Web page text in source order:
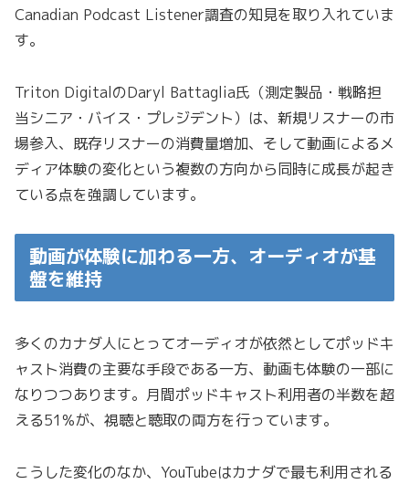
Canadian Podcast Listener調査の知見を取り入れていま
す。
Triton DigitalのDaryl Battaglia氏（測定製品・戦略担
当シニア・バイス・プレジデント）は、新規リスナーの市
場参入、既存リスナーの消費量増加、そして動画によるメ
ディア体験の変化という複数の方向から同時に成長が起き
ている点を強調しています。
動画が体験に加わる一方、オーディオが基
盤を維持
多くのカナダ人にとってオーディオが依然としてポッドキ
ャスト消費の主要な手段である一方、動画も体験の一部に
なりつつあります。月間ポッドキャスト利用者の半数を超
える51%が、視聴と聴取の両方を行っています。
こうした変化のなか、YouTubeはカナダで最も利用される